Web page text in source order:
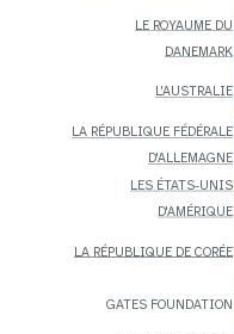
LE ROYAUME DU
DANEMARK
L'AUSTRALIE
LA RÉPUBLIQUE FÉDÉRALE
D'ALLEMAGNE
LES ÉTATS-UNIS
D'AMÉRIQUE
LA RÉPUBLIQUE DE CORÉE
GATES FOUNDATION